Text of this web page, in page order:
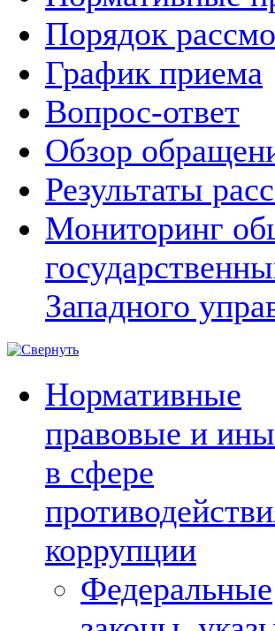
Порядок
График приема
Вопрос-ответ
Обзор
Результаты
Мониторинг
Западного
Нормативные
правовые и
в сфере
коррупции
Федеральные